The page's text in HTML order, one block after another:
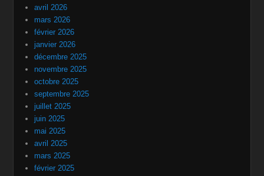
avril 2026
mars 2026
février 2026
janvier 2026
décembre 2025
novembre 2025
octobre 2025
septembre 2025
juillet 2025
juin 2025
mai 2025
avril 2025
mars 2025
février 2025